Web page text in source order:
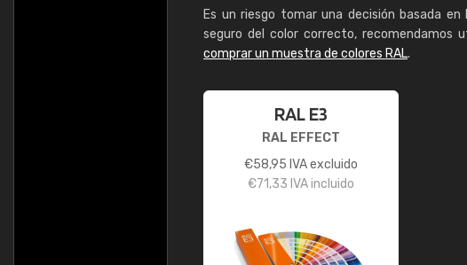
Es un riesgo tomar una decisión basada
seguro del color correcto, recomendamos
comprar un muestra de colores RAL.
RAL E3
RAL EFFECT
€58,95 IVA excluido
€71,33 IVA incluido